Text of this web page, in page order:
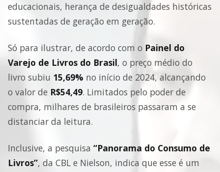
educacionais, herança de desigualdades históricas
sustentadas de geração em geração.
Só para ilustrar, de acordo com o Painel do
Varejo de Livros do Brasil, o preço médio do
livro subiu 15,69% no início de 2024, alcançando
o valor de R$54,49. Limitados pelo poder de
compra, milhares de brasileiros passaram a se
distanciar da leitura.
Inclusive, a pesquisa “Panorama do Consumo de
Livros”, da CBL e Nielson, indica que esse é um